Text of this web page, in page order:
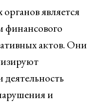
является
финансового
актов. Они
и